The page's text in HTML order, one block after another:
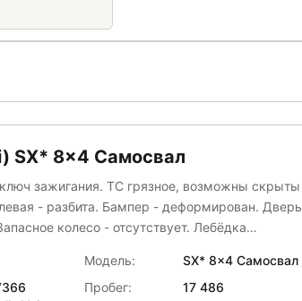
SX* 8x4 Самосвал
зажигания. ТС грязное, возможны скрыты
- разбита. Бампер - деформирован. Дверь
колесо - отсутствует. Лебёдка
деформирован.
Модель:
SX* 8x4 Самосвал
Пробег: 17 486